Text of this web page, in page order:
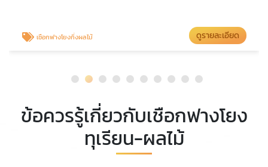
เชือกฟางโยงกิ่งผลไม้ ดูรายละเอียด
ข้อควรรู้เกี่ยวกับเชือกฟางโยง
ทุเรียน-ผลไม้